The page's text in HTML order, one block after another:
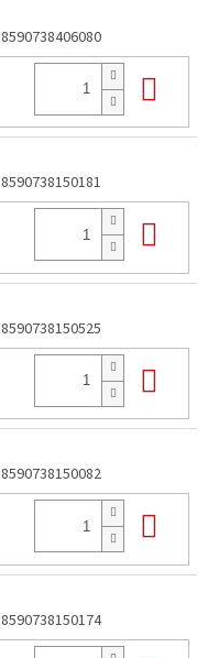
8590738406080
8590738150181
8590738150525
8590738150082
8590738150174